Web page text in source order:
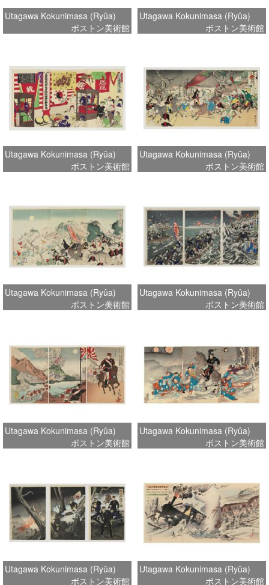
Utagawa Kokunimasa (Ryûa)
ボストン美術館
Utagawa Kokunimasa (Ryûa)
ボストン美術館
Utagawa Kokunimasa (Ryûa)
ボストン美術館
Utagawa Kokunimasa (Ryûa)
ボストン美術館
Utagawa Kokunimasa (Ryûa)
ボストン美術館
Utagawa Kokunimasa (Ryûa)
ボストン美術館
Utagawa Kokunimasa (Ryûa)
ボストン美術館
Utagawa Kokunimasa (Ryûa)
ボストン美術館
Utagawa Kokunimasa (Ryûa)
ボストン美術館
Utagawa Kokunimasa (Ryûa)
ボストン美術館